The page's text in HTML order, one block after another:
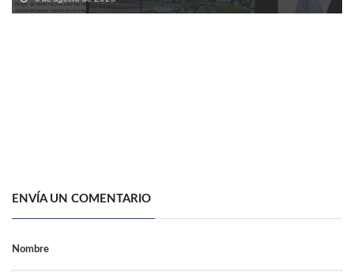
ENVÍA UN COMENTARIO
Nombre